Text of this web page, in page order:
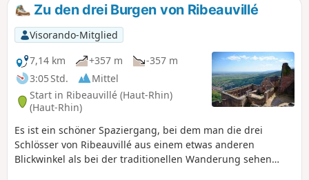
Zu den drei Burgen von Ribeauvillé
Visorando-Mitglied
7,14 km
+357 m
-357 m
3:05 Std.
Mittel
Start in Ribeauvillé (Haut-Rhin)
(Haut-Rhin)
Es ist ein schöner Spaziergang, bei dem man die drei
Schlösser von Ribeauvillé aus einem etwas anderen
Blickwinkel als bei der traditionellen Wanderung sehen